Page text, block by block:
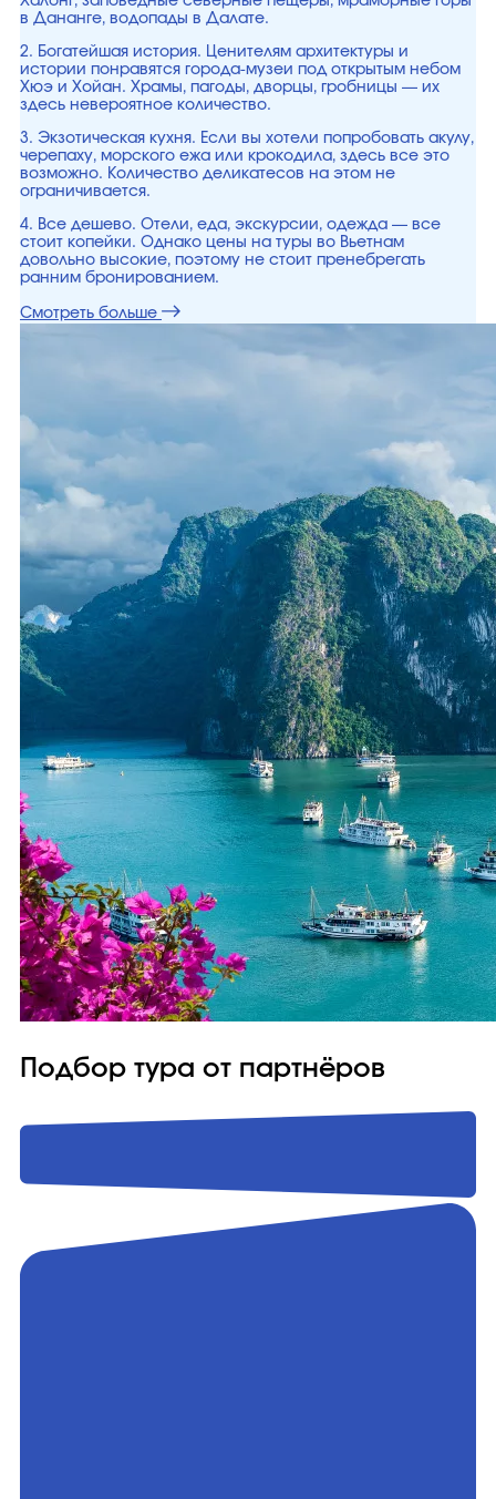
в Дананге, водопады в Далате.
2. Богатейшая история. Ценителям архитектуры и
истории понравятся города-музеи под открытым небом
Хюэ и Хойан. Храмы, пагоды, дворцы, гробницы — их
здесь невероятное количество.
3. Экзотическая кухня. Если вы хотели попробовать акулу,
черепаху, морского ежа или крокодила, здесь все это
возможно. Количество деликатесов на этом не
ограничивается.
4. Все дешево. Отели, еда, экскурсии, одежда — все
стоит копейки. Однако цены на туры во Вьетнам
довольно высокие, поэтому не стоит пренебрегать
ранним бронированием.
Смотреть больше
Подбор тура от партнёров